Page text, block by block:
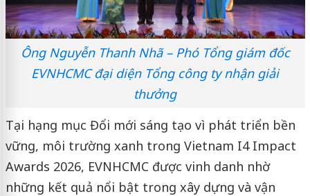
Ông Nguyễn Thanh Nhã – Phó Tổng giám đốc
EVNHCMC đại diện Tổng công ty nhận giải
thưởng
Tại hạng mục Đổi mới sáng tạo vì phát triển bền
vững, môi trường xanh trong Vietnam I4 Impact
Awards 2026, EVNHCMC được vinh danh nhờ
những kết quả nổi bật trong xây dựng và vận